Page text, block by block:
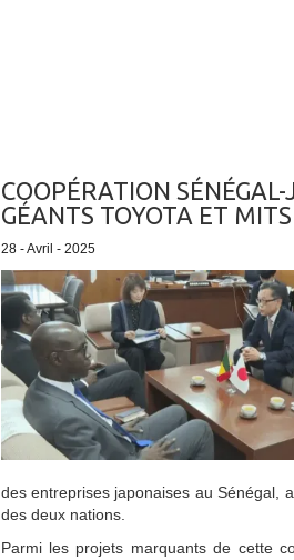
COOPÉRATION
GÉANTS TOYOTA ET
28 - Avril - 2025
des entreprises japonaises au Sénégal,
des deux nations.
Parmi les projets marquants de cette